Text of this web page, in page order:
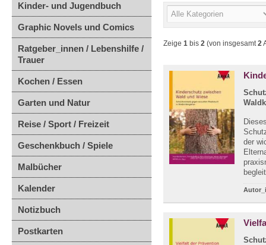
Kinder- und Jugendbuch
Graphic Novels und Comics
Ratgeber_innen / Lebenshilfe /
Trauer
Kochen / Essen
Garten und Natur
Reise / Sport / Freizeit
Geschenkbuch / Spiele
Malbücher
Kalender
Notizbuch
Postkarten
Zeige 1 bis 2 (von insgesamt2
der